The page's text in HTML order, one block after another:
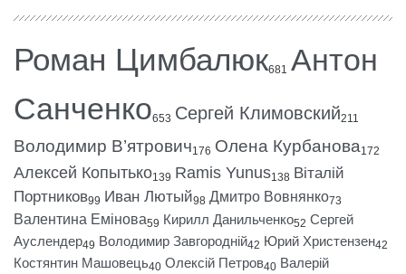
Роман Цимбалюк681 Антон
Санченко653 Сергей Климовский211
Володимир В’ятрович176 Олена Курбанова172
Алексей Копытько139 Ramis Yunus138 Віталій
Портников99 Иван Лютый98 Дмитро Вовнянко73
Валентина Емінова59 Кирилл Данильченко52 Сергей
Ауслендер49 Володимир Завгородній42 Юрий Христензен42
Костянтин Машовець40 Олексій Петров40 Валерій